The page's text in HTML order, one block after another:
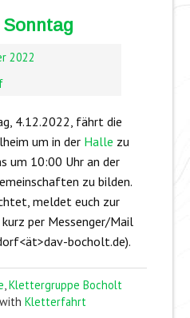
2022
4.12.2022, fährt die
um in der Halle zu
um 10:00 Uhr an der
zu bilden.
meldet euch zur
per Messenger/Mail
bocholt.de).
,Klettergruppe Bocholt
Kletterfahrt